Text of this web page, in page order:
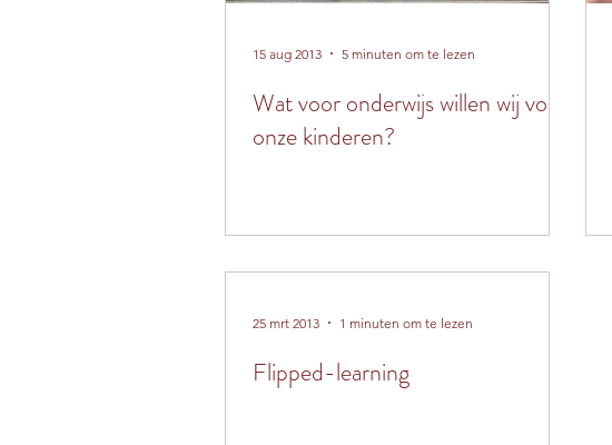
Wat voor onderwijs willen wij voor
onze kinderen?
15 aug 2013 5 minuten om te lezen
Flipped-learning
25 mrt 2013 1 minuten om te lezen